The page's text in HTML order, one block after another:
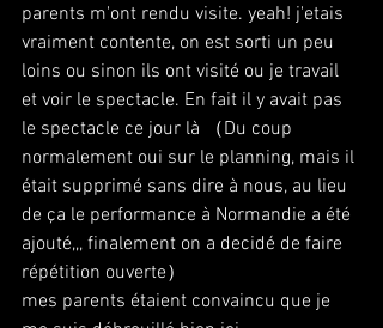
parents m'ont rendu visite. yeah! j'etais
vraiment contente, on est sorti un peu
loins ou sinon ils ont visité ou je travail
et voir le spectacle. En fait il y avait pas
le spectacle ce jour là （Du coup
normalement oui sur le planning, mais il
était supprimé sans dire à nous, au lieu
de ça le performance à Normandie a été
ajouté,,, finalement on a decidé de faire
répétition ouverte）
mes parents étaient convaincu que je